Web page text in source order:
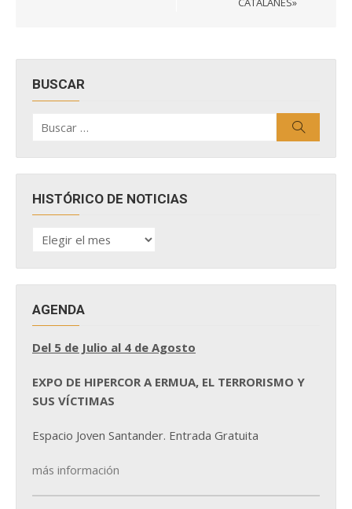
BUSCAR
por:
HISTÓRICO DE NOTICIAS
HISTÓRICO
DE
AGENDA
Del 5 de Julio al 4 de Agosto
EXPO DE HIPERCOR A ERMUA, EL TERRORISMO Y
SUS VÍCTIMAS
Espacio Joven Santander. Entrada Gratuita
más información